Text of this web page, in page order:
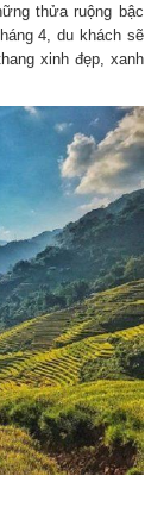
thửa ruộng bậc
4, du khách sẽ
xinh đẹp, xanh